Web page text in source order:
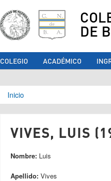
DE
COLEGIO ACADÉMICO
Se encuentra
Inicio
VIVES, LUIS
Nombre: Luis
Apellido: Vives